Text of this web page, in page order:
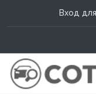
Вход